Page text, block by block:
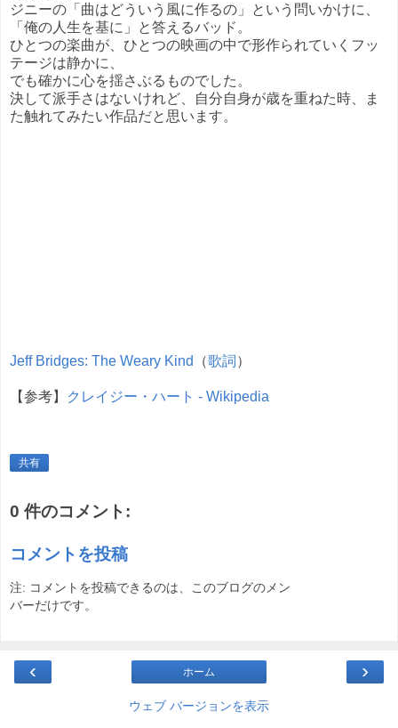
ジニーの「曲はどういう風に作るの」という問いかけに、
「俺の人生を基に」と答えるバッド。
ひとつの楽曲が、ひとつの映画の中で形作られていくフッ
テージは静かに、
でも確かに心を揺さぶるものでした。
決して派手さはないけれど、自分自身が歳を重ねた時、ま
た触れてみたい作品だと思います。
Jeff Bridges: The Weary Kind （歌詞 ）
【参考】 クレイジー・ハート - Wikipedia
共有
0 件のコメント:
コメントを投稿
注: コメントを投稿できるのは、このブログのメン
バーだけです。
‹ ›
ホーム
ウェブ バージョンを表示